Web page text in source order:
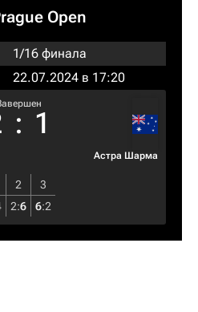
Open
1/16 финала
22.07.2024 в 17:20
: 1
Астра Шарма
2
3
2:6 6:2